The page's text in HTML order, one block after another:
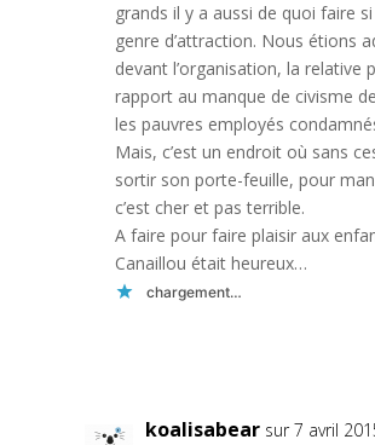
grands il y a aussi de quoi faire si
genre d’attraction. Nous étions
devant l’organisation, la relative
rapport au manque de civisme
les pauvres employés
Mais, c’est un endroit où sans
sortir son porte-feuille, pour
c’est cher et pas terrible.
A faire pour faire plaisir aux
Canaillou était heureux…
chargement…
koalisabear sur 7 avril